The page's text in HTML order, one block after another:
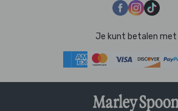
Je kunt betalen met